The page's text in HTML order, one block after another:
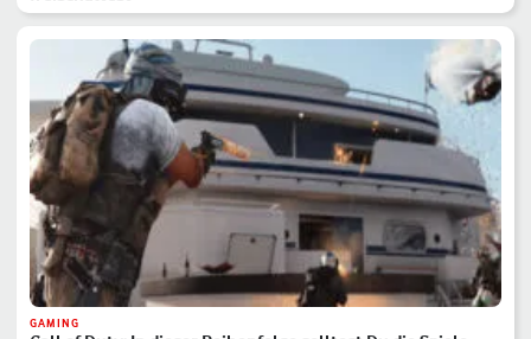
GAMING